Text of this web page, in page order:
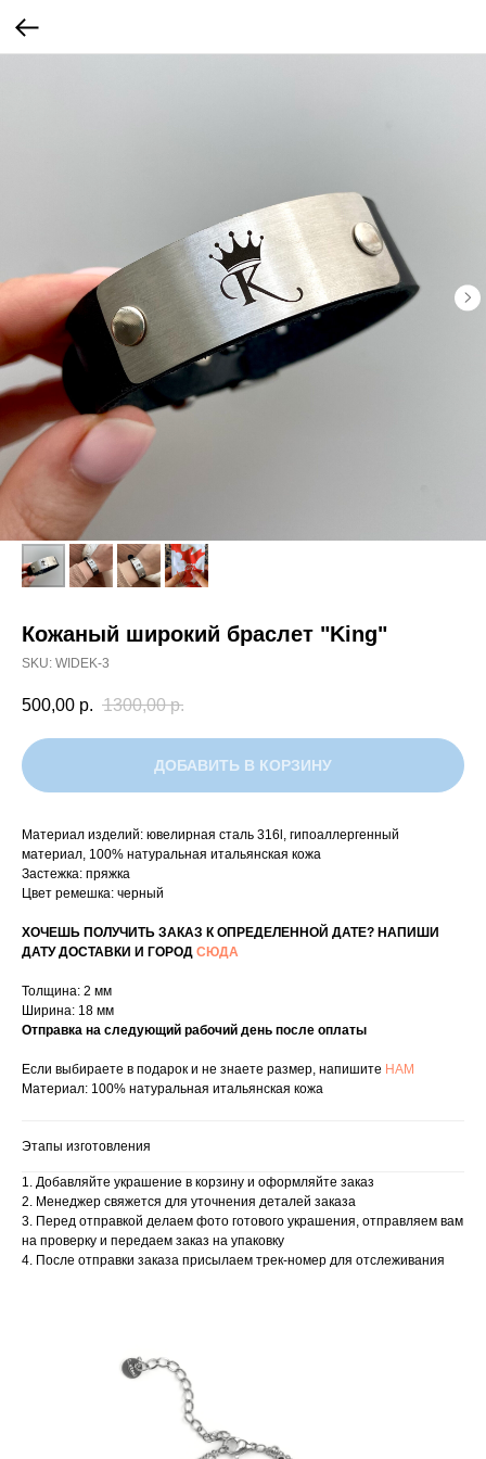
Кожаный широкий браслет "King"
SKU: WIDEK-3
500,00 р. 1300,00 р.
ДОБАВИТЬ В КОРЗИНУ
Материал изделий: ювелирная сталь 316l, гипоаллергенный
материал, 100% натуральная итальянская кожа
Застежка: пряжка
Цвет ремешка: черный
ХОЧЕШЬ ПОЛУЧИТЬ ЗАКАЗ К ОПРЕДЕЛЕННОЙ ДАТЕ? НАПИШИ
ДАТУ ДОСТАВКИ И ГОРОД СЮДА
Толщина: 2 мм
Ширина: 18 мм
Отправка на следующий рабочий день после оплаты
Если выбираете в подарок и не знаете размер, напишите НАМ
Материал: 100% натуральная итальянская кожа
Этапы изготовления
1. Добавляйте украшение в корзину и оформляйте заказ
2. Менеджер свяжется для уточнения деталей заказа
3. Перед отправкой делаем фото готового украшения, отправляем вам
на проверку и передаем заказ на упаковку
4. После отправки заказа присылаем трек-номер для отслеживания